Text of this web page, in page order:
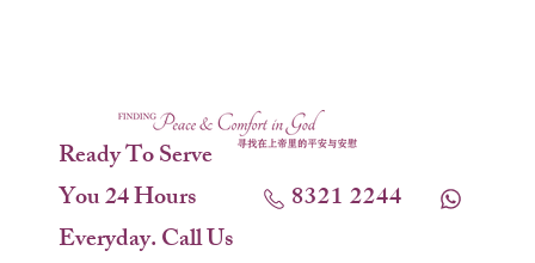
Ready To Serve
You 24 Hours
Everyday. Call Us
8321 2244